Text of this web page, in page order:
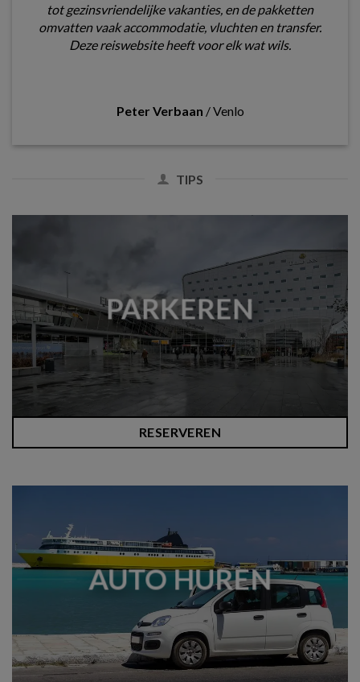
tot gezinsvriendelijke vakanties, en de pakketten
omvatten vaak accommodatie, vluchten en transfer.
Deze reiswebsite heeft voor elk wat wils.
Peter Verbaan /Venlo
TIPS
PARKEREN
RESERVEREN
AUTO HUREN